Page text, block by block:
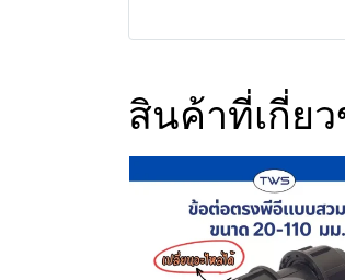
สินค้าที่เกี่ย